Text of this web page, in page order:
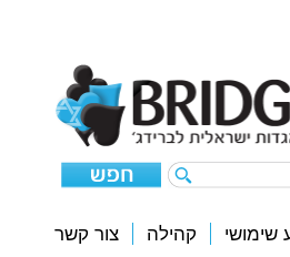
שימושי קהילה צור קשר